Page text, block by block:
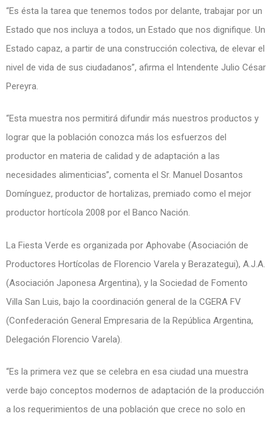
“Es ésta la tarea que tenemos todos por delante, trabajar por un
Estado que nos incluya a todos, un Estado que nos dignifique. Un
Estado capaz, a partir de una construcción colectiva, de elevar el
nivel de vida de sus ciudadanos”, afirma el Intendente Julio César
Pereyra.
“Esta muestra nos permitirá difundir más nuestros productos y
lograr que la población conozca más los esfuerzos del
productor en materia de calidad y de adaptación a las
necesidades alimenticias”, comenta el Sr. Manuel Dosantos
Domínguez, productor de hortalizas, premiado como el mejor
productor hortícola 2008 por el Banco Nación.
La Fiesta Verde es organizada por Aphovabe (Asociación de
Productores Hortícolas de Florencio Varela y Berazategui), A.J.A.
(Asociación Japonesa Argentina), y la Sociedad de Fomento
Villa San Luis, bajo la coordinación general de la CGERA FV
(Confederación General Empresaria de la República Argentina,
Delegación Florencio Varela).
“Es la primera vez que se celebra en esa ciudad una muestra
verde bajo conceptos modernos de adaptación de la producción
a los requerimientos de una población que crece no solo en